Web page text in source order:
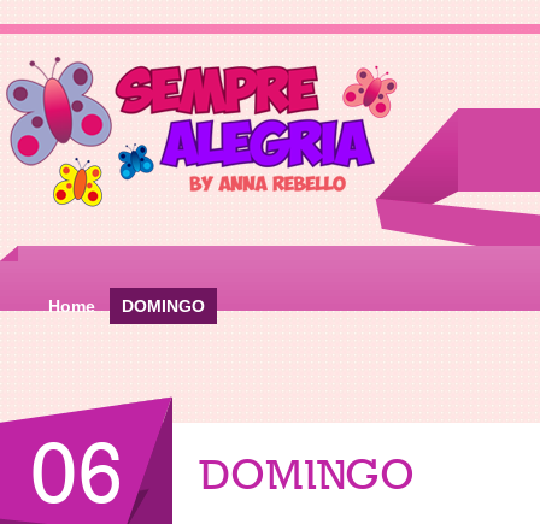
Home DOMINGO
06 DOMINGO